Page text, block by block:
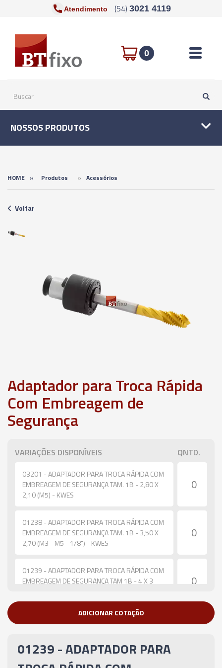
Atendimento (54) 3021 4119
0 Toggle
NOSSOS PRODUTOS
HOME » Produtos » Acessórios
Voltar
Adaptador para Troca Rápida
Com Embreagem de
Segurança
VARIAÇÕES DISPONÍVEIS QNTD.
03201 - ADAPTADOR PARA TROCA RÁPIDA COM
EMBREAGEM DE SEGURANÇA TAM. 1B - 2,80 X
2,10 (M5) - KWES
01238 - ADAPTADOR PARA TROCA RÁPIDA COM
EMBREAGEM DE SEGURANÇA TAM. 1B - 3,50 X
2,70 (M3 - M5 - 1/8") - KWES
01239 - ADAPTADOR PARA TROCA RÁPIDA COM
EMBREAGEM DE SEGURANÇA TAM 1B - 4 X 3
01684 - ADAPTADOR PARA TROCA RÁPIDA COM
ADICIONAR COTAÇÃO
01239 - ADAPTADOR PARA